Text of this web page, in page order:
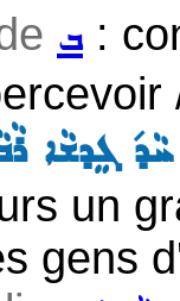
ܒ:
ܓܸܕܫܵܐ
un
gens